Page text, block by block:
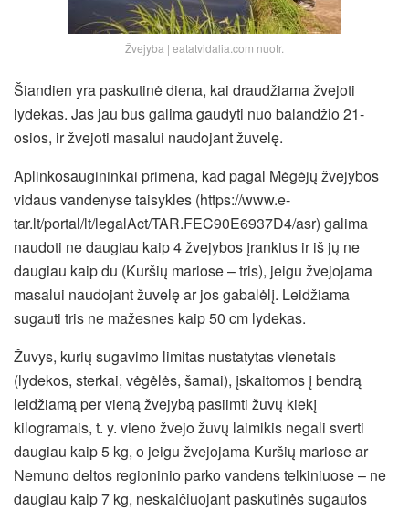
Žvejyba | eatatvidalia.com nuotr.
Šiandien yra paskutinė diena, kai draudžiama žvejoti
lydekas. Jas jau bus galima gaudyti nuo balandžio 21-
osios, ir žvejoti masalui naudojant žuvelę.
Aplinkosaugininkai primena, kad pagal Mėgėjų žvejybos
vidaus vandenyse taisykles (https://www.e-
tar.lt/portal/lt/legalAct/TAR.FEC90E6937D4/asr) galima
naudoti ne daugiau kaip 4 žvejybos įrankius ir iš jų ne
daugiau kaip du (Kuršių mariose – tris), jeigu žvejojama
masalui naudojant žuvelę ar jos gabalėlį. Leidžiama
sugauti tris ne mažesnes kaip 50 cm lydekas.
Žuvys, kurių sugavimo limitas nustatytas vienetais
(lydekos, sterkai, vėgėlės, šamai), įskaitomos į bendrą
leidžiamą per vieną žvejybą pasiimti žuvų kiekį
kilogramais, t. y. vieno žvejo žuvų laimikis negali sverti
daugiau kaip 5 kg, o jeigu žvejojama Kuršių mariose ar
Nemuno deltos regioninio parko vandens telkiniuose – ne
daugiau kaip 7 kg, neskaičiuojant paskutinės sugautos